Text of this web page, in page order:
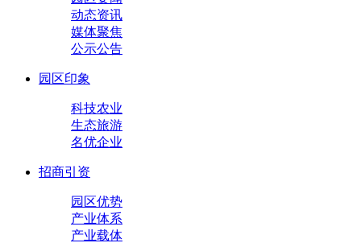
动态资讯
媒体聚焦
公示公告
园区印象
科技农业
生态旅游
名优企业
招商引资
园区优势
产业体系
产业载体